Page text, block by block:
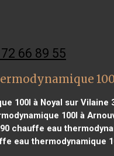
66 89 55
100l à Noyal sur Vilaine
100l à
chauffe eau
eau thermodynamique